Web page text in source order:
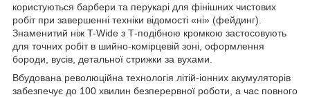
користуються барбери та перукарі для фінішних чистових
робіт при завершенні техніки відомості «ні» (фейдинг).
Знаменитий ніж T-Wide з Т-подібною кромкою застосовують
для точних робіт в шийно-комірцевій зоні, оформлення
бороди, вусів, детальної стрижки за вухами.
Вбудована революційна технологія літій-іонних акумуляторів
забезпечує до 100 хвилин безперервної роботи, а час повного